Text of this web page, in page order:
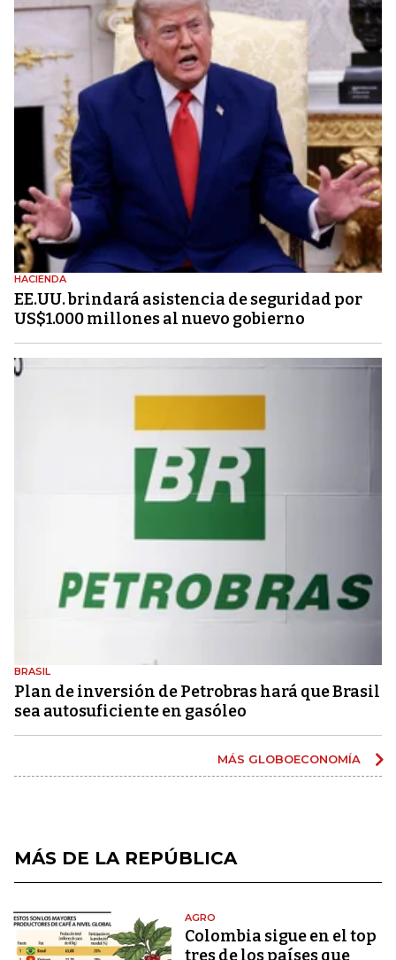
HACIENDA
EE.UU. brindará asistencia de seguridad por
US$1.000 millones al nuevo gobierno
BRASIL
Plan de inversión de Petrobras hará que Brasil
sea autosuficiente en gasóleo
MÁS GLOBOECONOMÍA
MÁS DE LA REPÚBLICA
AGRO
Colombia sigue en el top
tres de los países que